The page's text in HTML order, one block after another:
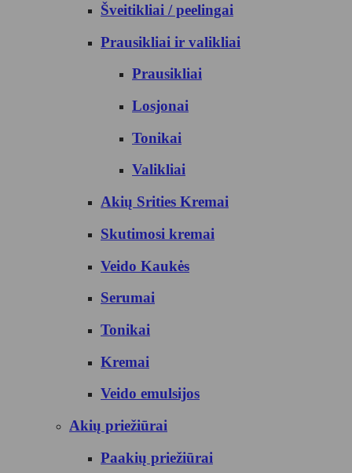
Šveitikliai / peelingai
Prausikliai ir valikliai
Prausikliai
Losjonai
Tonikai
Valikliai
Akių Srities Kremai
Skutimosi kremai
Veido Kaukės
Serumai
Tonikai
Kremai
Veido emulsijos
Akių priežiūrai
Paakių priežiūrai